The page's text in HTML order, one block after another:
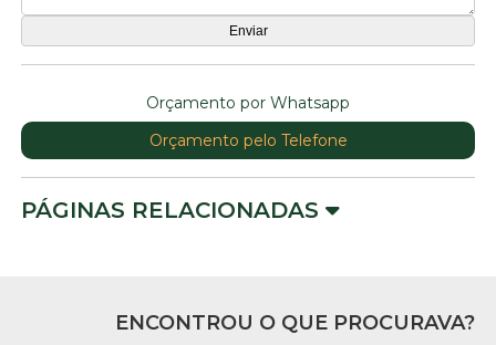
Orçamento por Whatsapp
Orçamento pelo Telefone
PÁGINAS RELACIONADAS
ENCONTROU O QUE PROCURAVA?